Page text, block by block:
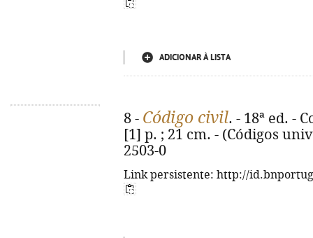
ADICIONAR À LISTA
8 - Código civil. - 18ª ed. -
[1] p. ; 21 cm. - (Códigos
2503-0
Link persistente: http://